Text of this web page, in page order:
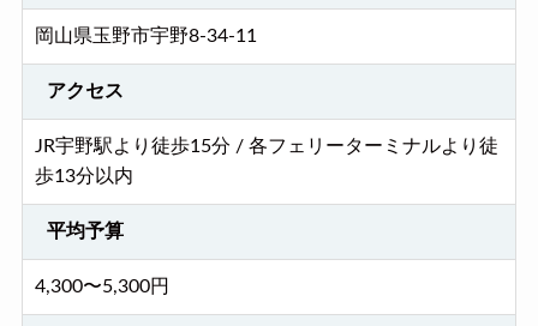
岡山県玉野市宇野8-34-11
アクセス
JR宇野駅より徒歩15分 / 各フェリーターミナルより徒
歩13分以内
平均予算
4,300〜5,300円